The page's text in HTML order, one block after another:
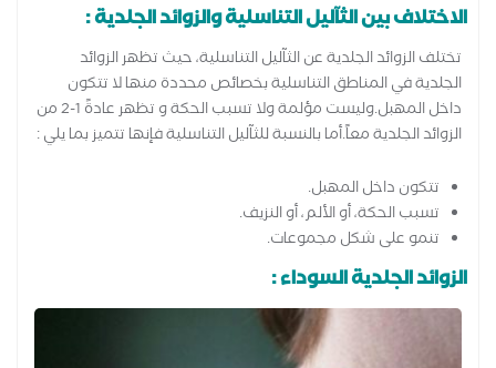
الاختلاف بين الثآليل التناسلية والزوائد الجلدية :
تختلف الزوائد الجلدية عن الثآليل التناسلية، حيث تظهر الزوائد
الجلدية في المناطق التناسلية بخصائص محددة منها لا تتكون
داخل المهبل.وليست مؤلمة ولا تسبب الحكة و تظهر عادةً 1-2 من
الزوائد الجلدية معاً.أما بالنسبة للثآليل التناسلية فإنها تتميز بما يلي :
تتكون داخل المهبل.
تسبب الحكة، أو الألم، أو النزيف.
تنمو على شكل مجموعات.
الزوائد الجلدية السوداء :